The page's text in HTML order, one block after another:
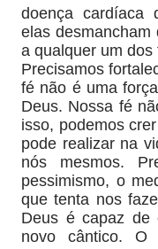
doença cardíaca
elas
a qualquer um dos
Precisamos
fé não é uma
Deus. Nossa fé
isso, podemos
pode realizar na
nós mesmos.
pessimismo, o
que tenta nos
Deus é capaz de
novo cântico. O